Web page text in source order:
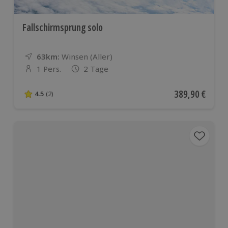
Fallschirmsprung solo
63km: Entfernung
Standort
Winsen (Aller)
Anzahl der Teilnehmer
1 Pers. 2 Tage
4.5 von 5 Sternen basierend auf 2 Bewertungen
4.5 (2) Aktueller Preis
389,90 €